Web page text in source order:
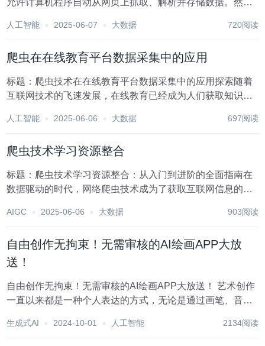
允许计算机程序自动从网页上抓取、解析并存储数据。然
效地管理和调度爬虫任务，以确保数据爬取的稳定性、高效
人工智能 2025-06-07 大数据 720阅读
爬虫在在线教育平台数据采集中的应用
标题：爬虫技术在在线教育平台数据采集中的应用探索随着
互联网技术的飞速发展，在线教育已经成为人们获取知识、
类专业在线教育平台，丰富的教育资源让学习变得无处不
人工智能 2025-06-06 大数据 697阅读
爬虫技术学习资源整合
标题：爬虫技术学习资源整合：从入门到进阶的全面指南在
数据驱动的时代，网络爬虫技术成为了获取互联网信息的重
术都发挥着不可或缺的作用。对于初学者而言，如何高效地
AIGC 2025-06-06 大数据 903阅读
自由创作无拘束！无需审核的AI绘画APP大放
送！
自由创作无拘束！无需审核的AI绘画APP大放送！ 艺术创作
一直以来都是一种个人表达的方式，无论是通过画笔、音乐
技带来了新的突破，特别是在AI绘画领域。以前，我们的创
生成式AI 2024-10-01 人工智能 2134阅读